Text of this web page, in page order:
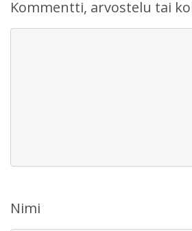
Kommentti, arvostelu tai
Nimi